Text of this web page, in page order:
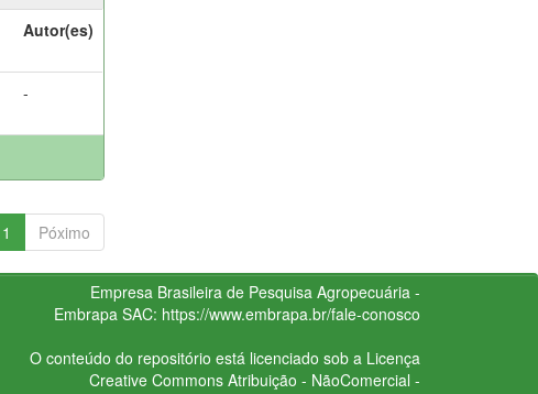
Autor(es)
-
1 Póximo
Empresa Brasileira de Pesquisa Agropecuária -
Embrapa SAC: https://www.embrapa.br/fale-conosco
O conteúdo do repositório está licenciado sob a Licença
Creative CommonsAtribuição - NãoComercial -